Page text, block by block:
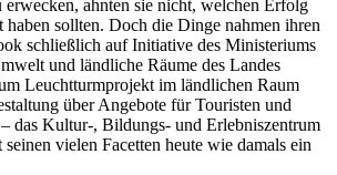
erwecken, ahnten sie nicht, welchen Erfolg
sollten. Doch die Dinge nahmen ihren
schließlich auf Initiative des Ministeriums
und ländliche Räume des Landes
Leuchtturmprojekt im ländlichen Raum
über Angebote für Touristen und
das Kultur-, Bildungs- und Erlebniszentrum
vielen Facetten heute wie damals ein